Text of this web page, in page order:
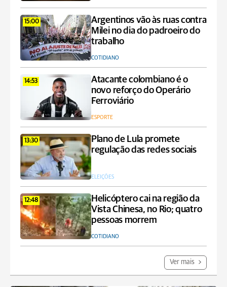
15:00
Argentinos vão às ruas contra
Milei no dia do padroeiro do
trabalho
COTIDIANO
14:53
Atacante colombiano é o
novo reforço do Operário
Ferroviário
ESPORTE
13:30
Plano de Lula promete
regulação das redes sociais
ELEIÇÕES
12:48
Helicóptero cai na região da
Vista Chinesa, no Rio; quatro
pessoas morrem
COTIDIANO
Ver mais